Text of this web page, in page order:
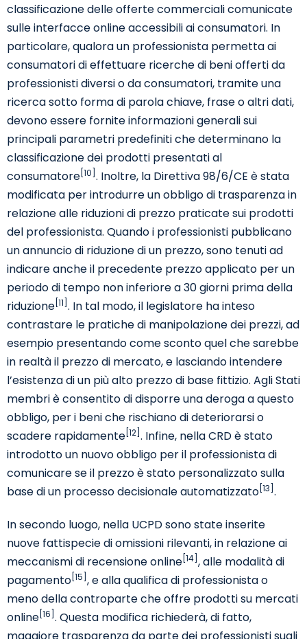
classificazione delle offerte commerciali comunicate
sulle interfacce online accessibili ai consumatori. In
particolare, qualora un professionista permetta ai
consumatori di effettuare ricerche di beni offerti da
professionisti diversi o da consumatori, tramite una
ricerca sotto forma di parola chiave, frase o altri dati,
devono essere fornite informazioni generali sui
principali parametri predefiniti che determinano la
classificazione dei prodotti presentati al
consumatore [10] . Inoltre, la Direttiva 98/6/CE è stata
modificata per introdurre un obbligo di trasparenza in
relazione alle riduzioni di prezzo praticate sui prodotti
del professionista. Quando i professionisti pubblicano
un annuncio di riduzione di un prezzo, sono tenuti ad
indicare anche il precedente prezzo applicato per un
periodo di tempo non inferiore a 30 giorni prima della
riduzione [11] . In tal modo, il legislatore ha inteso
contrastare le pratiche di manipolazione dei prezzi, ad
esempio presentando come sconto quel che sarebbe
in realtà il prezzo di mercato, e lasciando intendere
l’esistenza di un più alto prezzo di base fittizio. Agli Stati
membri è consentito di disporre una deroga a questo
obbligo, per i beni che rischiano di deteriorarsi o
scadere rapidamente [12] . Infine, nella CRD è stato
introdotto un nuovo obbligo per il professionista di
comunicare se il prezzo è stato personalizzato sulla
base di un processo decisionale automatizzato [13] .
In secondo luogo, nella UCPD sono state inserite
nuove fattispecie di omissioni rilevanti, in relazione ai
meccanismi di recensione online [14] , alle modalità di
pagamento [15] , e alla qualifica di professionista o
meno della controparte che offre prodotti su mercati
online [16] . Questa modifica richiederà, di fatto,